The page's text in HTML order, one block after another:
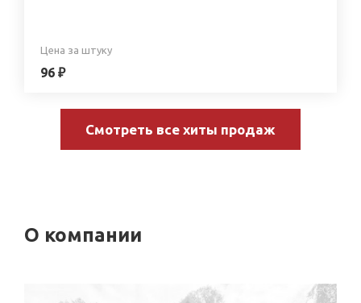
Цена за штуку
96 ₽
Смотреть все хиты продаж
О компании